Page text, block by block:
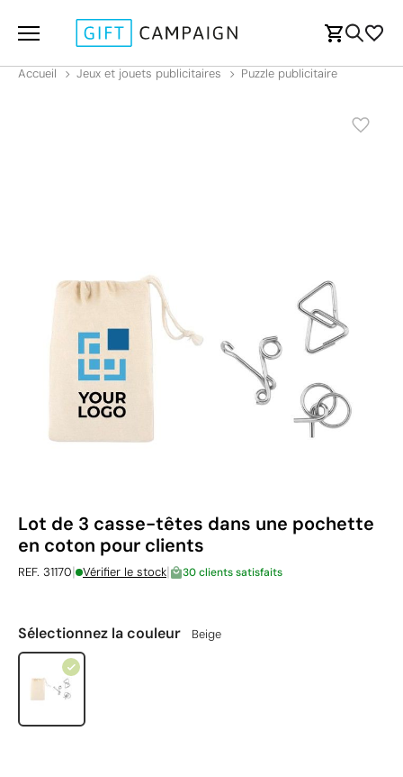
Accueil Jeux et jouets publicitaires Puzzle publicitaire
Lot de 3 casse-têtes dans une pochette
en coton pour clients
REF. 31170| Vérifier le stock| 30 clients satisfaits
Sélectionnez la couleur Beige